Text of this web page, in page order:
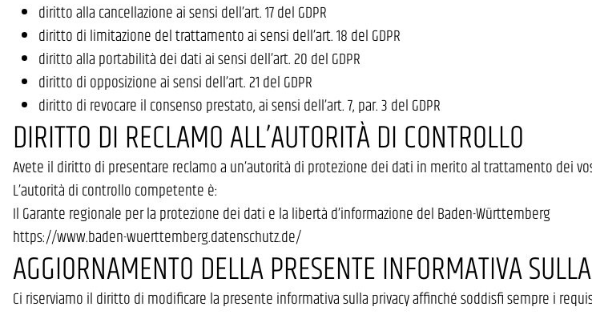
diritto alla cancellazione ai sensi dell’art. 17 del GDPR
diritto di limitazione del trattamento ai sensi dell’art. 18 del GDPR
diritto alla portabilità dei dati ai sensi dell’art. 20 del GDPR
diritto di opposizione ai sensi dell’art. 21 del GDPR
diritto di revocare il consenso prestato, ai sensi dell’art. 7, par. 3 del GDPR
DIRITTO DI RECLAMO ALL’AUTORITÀ DI CONTROLLO
Avete il diritto di presentare reclamo a un’autorità di protezione dei dati in merito al trattamento dei
L’autorità di controllo competente è:
Il Garante regionale per la protezione dei dati e la libertà d’informazione del Baden-Württemberg
https://www.baden-wuerttemberg.datenschutz.de/
AGGIORNAMENTO DELLA PRESENTE INFORMATIVA
Ci riserviamo il diritto di modificare la presente informativa sulla privacy affinché soddisfi sempre i